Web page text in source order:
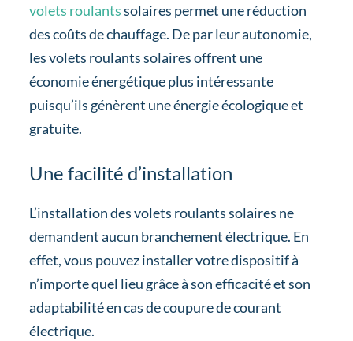
volets roulantssolaires permet une réduction
des coûts de chauffage. De par leur autonomie,
les volets roulants solaires offrent une
économie énergétique plus intéressante
puisqu’ils génèrent une énergie écologique et
gratuite.
Une facilité d’installation
L’installation des volets roulants solaires ne
demandent aucun branchement électrique. En
effet, vous pouvez installer votre dispositif à
n’importe quel lieu grâce à son efficacité et son
adaptabilité en cas de coupure de courant
électrique.